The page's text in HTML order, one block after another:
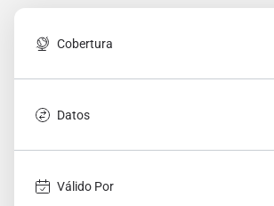
Cobertura
Datos
Válido Por